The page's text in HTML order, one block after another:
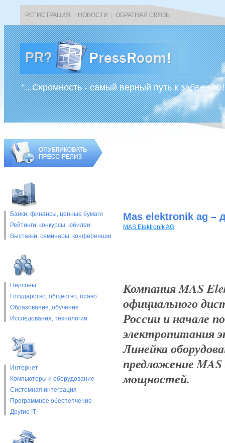
РЕГИСТРАЦИЯ НОВОСТИ ОБРАТНАЯ СВЯЗЬ
“...Скромность - самый верный путь к
Банки, финансы, ценные бумаги
Рейтинги, конкурсы, юбилеи
Выставки, cеминары, конференции
Персоны
Государство, общество, право
Образование, обучение
Исследования, технологии
Интернет
Компьютеры и оборудование
Системная интеграция
Программное обеспепчение
Другие IT
Mas elektronik ag –
MAS Elektronik AG
Компания MAS
официального
России и начале
электропитания
Линейка
предложение
мощностей.